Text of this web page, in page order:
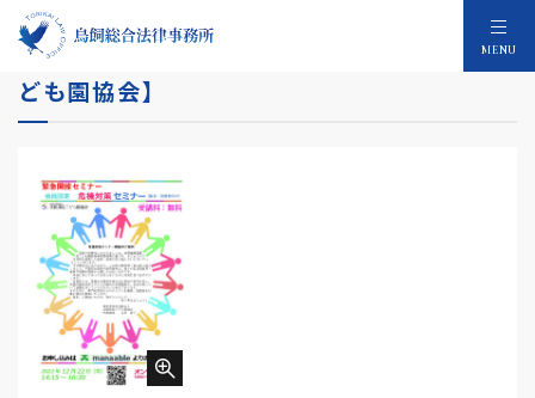
MENU
緊急開催 危機対策セミナー 【全国認定こ
ども園協会】